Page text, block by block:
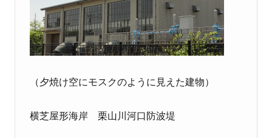
（夕焼け空にモスクのように見えた建物）
横芝屋形海岸 栗山川河口防波堤